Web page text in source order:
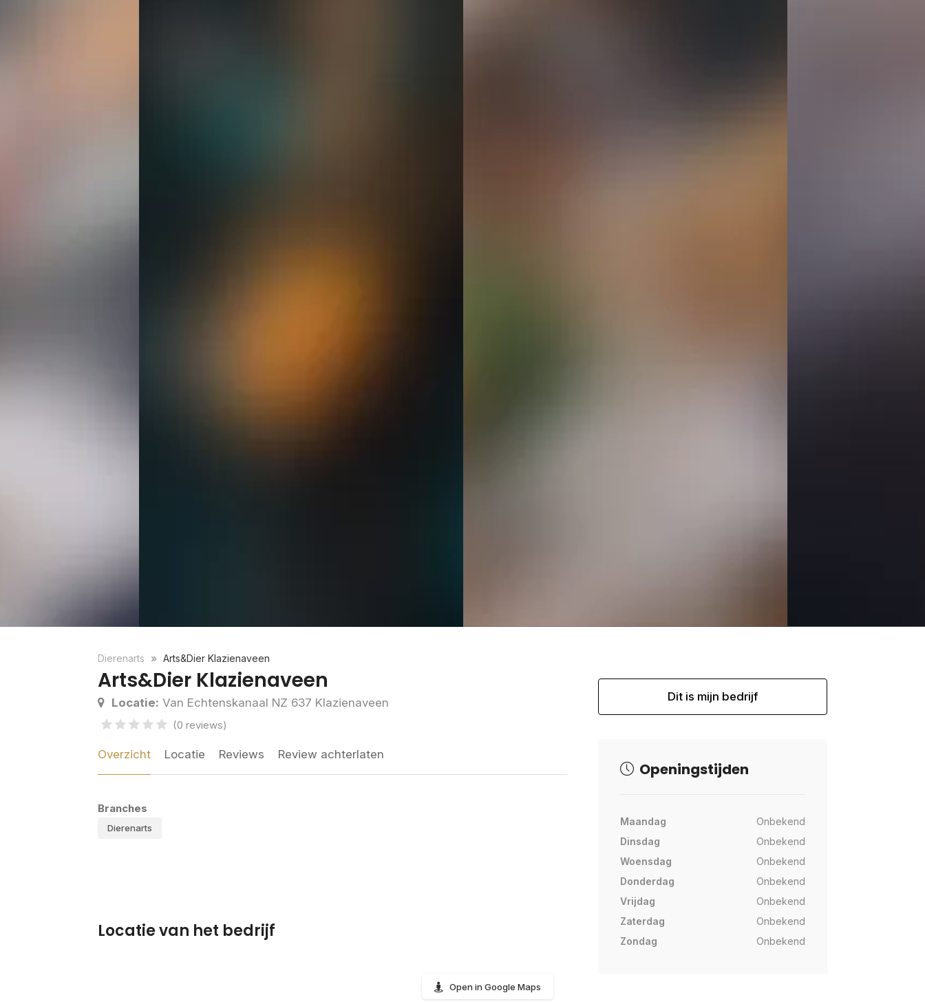
Dierenarts Arts&Dier Klazienaveen
Arts&Dier Klazienaveen
Locatie: Van Echtenskanaal NZ 637 Klazienaveen
(0 reviews)
Overzicht Locatie Reviews Review achterlaten
Branches
Dierenarts
Locatie van het bedrijf
Open in Google Maps
Dit is mijn bedrijf
Openingstijden
Maandag
Onbekend
Dinsdag
Onbekend
Woensdag
Onbekend
Donderdag
Onbekend
Vrijdag
Onbekend
Zaterdag
Onbekend
Zondag
Onbekend